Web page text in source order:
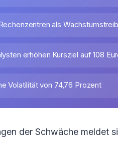
als
erhöhen Kursziel auf 108
Volatilität von 74,76 Prozent
der Schwäche meldet